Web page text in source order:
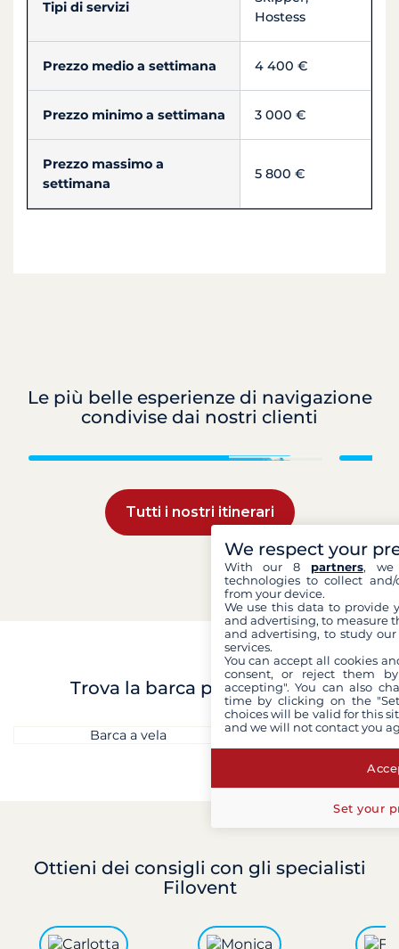
Tipi di servizi
Hostess
Prezzo medio a settimana 4 400 €
Prezzo minimo a settimana 3 000 €
Prezzo massimo a
settimana
5 800 €
Le più belle esperienze di navigazione
condivise dai nostri clienti
Tutti i nostri itinerari
Trova la barca perfetta per te
Barca a vela
Ottieni dei consigli con gli specialisti
Filovent
We respect your
With our 8 partners, we
technologies to collect
from your device.
We use this data to provide
and advertising, to measure
and advertising, to study
services.
You can accept all cookies
consent, or reject them
accepting". You can also
time by clicking on the
choices will be valid for this
and we will not contact you
Set your